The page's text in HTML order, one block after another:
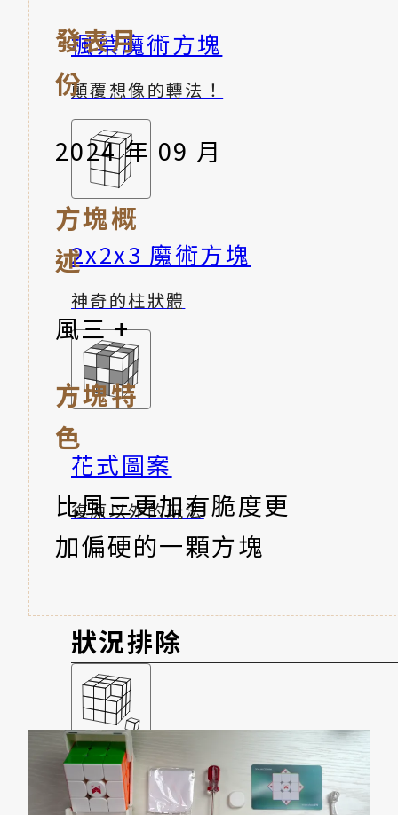
楓葉魔術方塊
顛覆想像的轉法！
2x2x3 魔術方塊
神奇的柱狀體
花式圖案
復原以外的玩法
狀況排除
方塊怪怪的
發表月
份
2024 年 09 月
方塊概
述
風三 +
方塊特
色
比風三更加有脆度更
加偏硬的一顆方塊